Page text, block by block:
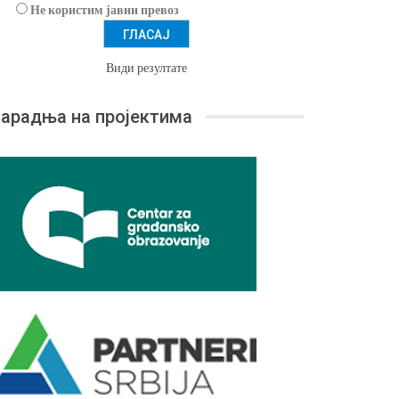
Не користим јавни превоз
Види резултате
на пројектима